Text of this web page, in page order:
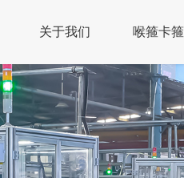
关于我们 喉箍卡箍